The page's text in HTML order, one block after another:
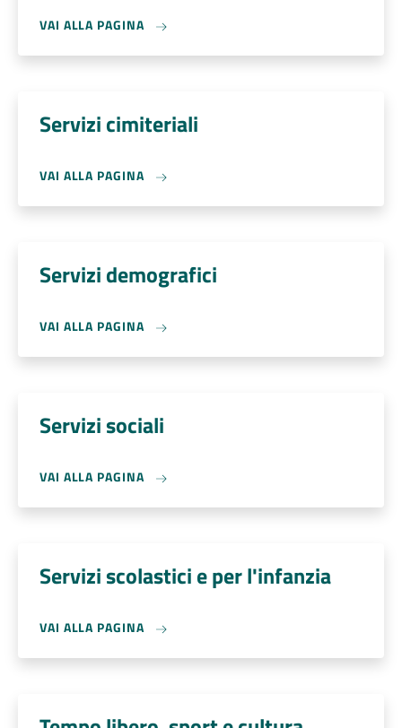
VAI ALLA PAGINA
Servizi cimiteriali
VAI ALLA PAGINA
Servizi demografici
VAI ALLA PAGINA
Servizi sociali
VAI ALLA PAGINA
Servizi scolastici e per l'infanzia
VAI ALLA PAGINA